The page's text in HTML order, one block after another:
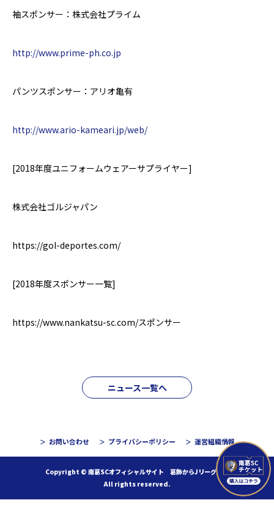
袖スポンサー：株式会社プライム
http://www.prime-ph.co.jp
パンツスポンサー：アリオ亀有
http://www.ario-kameari.jp/web/
[2018年度ユニフォームウェアーサプライヤー]
株式会社ゴルジャパン
https://gol-deportes.com/
[2018年度スポンサー一覧]
https://www.nankatsu-sc.com/スポンサー
ニュース一覧へ
お問い合わせ プライバシーポリシー 運営組織情報
Copyright © 南葛SCオフィシャルサイト 葛飾からJリーグへ！
All rights reserved.